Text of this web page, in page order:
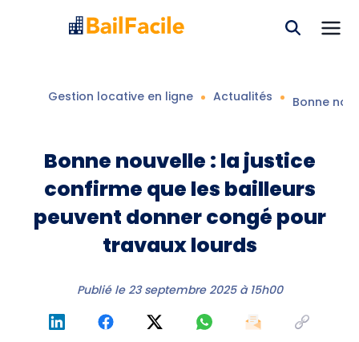
Gestion locative en ligne Actualités Bonne
Bonne nouvelle : la justice
confirme que les bailleurs
peuvent donner congé pour
travaux lourds
Publié le 23 septembre 2025 à 15h00